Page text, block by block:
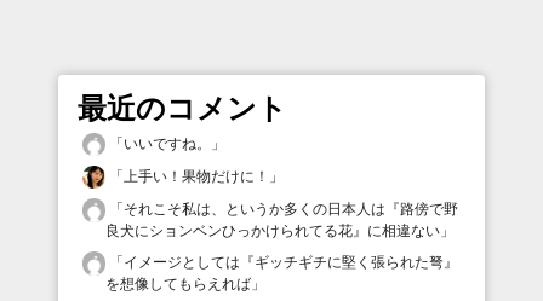
最近のコメント
「いいですね。
」
「上手い！果物だけに！ 」
「それこそ私は、というか多くの日本人は『路傍で野
良犬にションベンひっかけられてる花』に相違ない 」
「イメージとしては『ギッチギチに堅く張られた弩』
を想像してもらえれば 」